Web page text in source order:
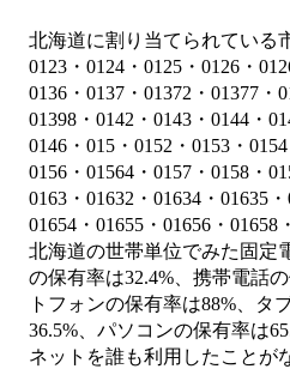
北海道に割り当てられている
0123・0124・0125・0126・
0136・0137・01372・01377・
01398・0142・0143・0144・
0146・015・0152・0153・
0156・01564・0157・0158・
0163・01632・01634・01635
01654・01655・01656・01658
北海道の世帯単位でみた固定
の保有率は32.4%、携帯電話
トフォンの保有率は88%、タ
36.5%、パソコンの保有率は
ネットを誰も利用したことが